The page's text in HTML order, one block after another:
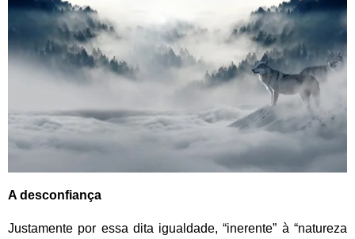
A desconfiança
Justamente por essa dita igualdade, “inerente” à “natureza